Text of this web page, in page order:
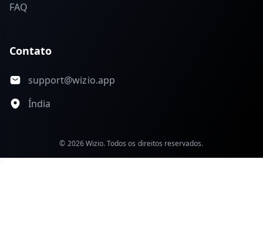
FAQ
Contato
support@wizio.app
Índia
© 2026 Wizio. Todos os direitos reservados.